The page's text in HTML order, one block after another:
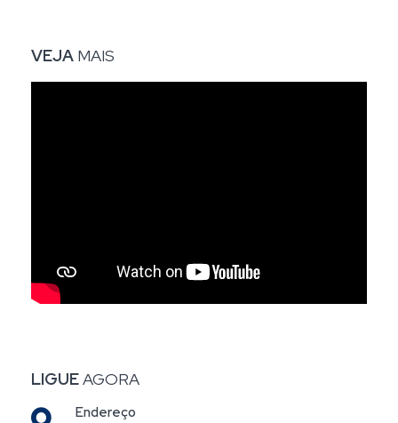
VEJA MAIS
LIGUEAGORA
Endereço